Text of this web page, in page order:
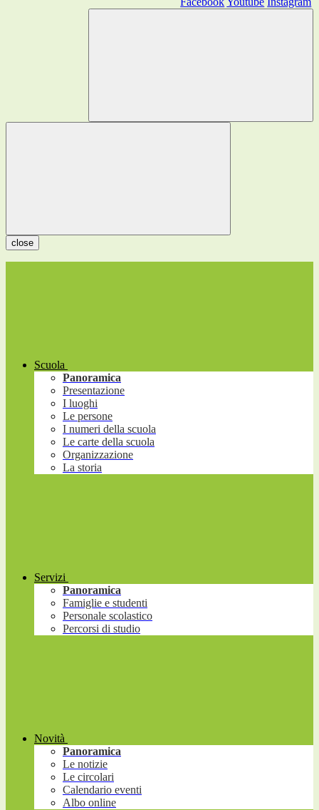
close
Scuola
Panoramica
Presentazione
I luoghi
Le persone
I numeri della scuola
Le carte della scuola
Organizzazione
La storia
Servizi
Panoramica
Famiglie e studenti
Personale scolastico
Percorsi di studio
Novità
Panoramica
Le notizie
Le circolari
Calendario eventi
Albo online